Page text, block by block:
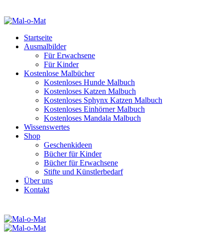
Startseite
Ausmalbilder
Für Erwachsene
Für Kinder
Kostenlose Malbücher
Kostenloses Hunde Malbuch
Kostenloses Katzen Malbuch
Kostenloses Sphynx Katzen Malbuch
Kostenloses Einhörner Malbuch
Kostenloses Mandala Malbuch
Wissenswertes
Shop
Geschenkideen
Bücher für Kinder
Bücher für Erwachsene
Stifte und Künstlerbedarf
Über uns
Kontakt